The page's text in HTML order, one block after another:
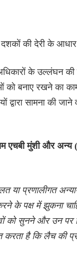
की देरी के
के उल्लंघन
को बनाए रखने का
सामना की
एचबी मुंशी और अन्य
या प्रणालीगत
के पक्ष में झुकना
को सुनने और उन
है कि लैच की